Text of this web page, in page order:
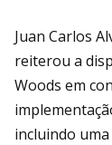
Juan Carlos
reiterou a
Woods em
incluindo